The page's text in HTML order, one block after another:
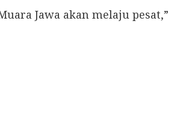
Jawa akan melaju pesat,”